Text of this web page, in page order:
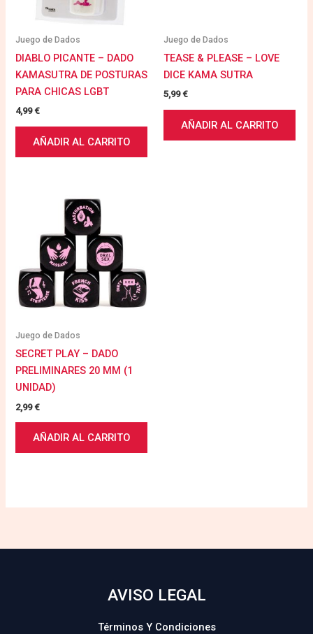
Juego de Dados
DIABLO PICANTE – DADO
KAMASUTRA DE POSTURAS
PARA CHICAS LGBT
4,99€
AÑADIR AL CARRITO
Juego de Dados
TEASE & PLEASE – LOVE
DICE KAMA SUTRA
5,99€
AÑADIR AL CARRITO
Juego de Dados
SECRET PLAY – DADO
PRELIMINARES 20 MM (1
UNIDAD)
2,99€
AÑADIR AL CARRITO
AVISO LEGAL
Términos Y Condiciones